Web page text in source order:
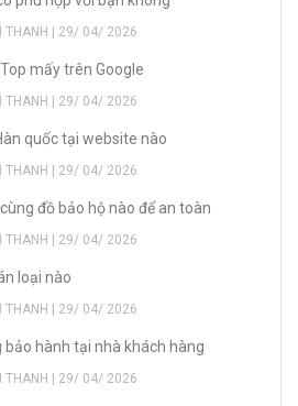
THANH | 29/ 04/ 2026
mấy trên Google
THANH | 29/ 04/ 2026
quốc tại website nào
THANH | 29/ 04/ 2026
đồ bảo hộ nào để an toàn
THANH | 29/ 04/ 2026
loại nào
THANH | 29/ 04/ 2026
hành tại nhà khách hàng
THANH | 29/ 04/ 2026